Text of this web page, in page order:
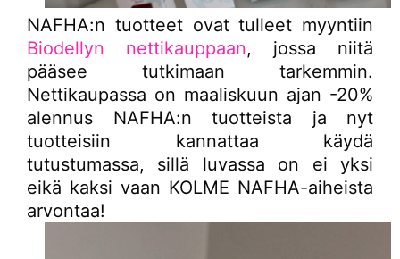
NAFHA:n tuotteet ovat tulleet myyntiin
Biodellyn nettikauppaan, jossa niitä
pääsee tutkimaan tarkemmin.
Nettikaupassa on maaliskuun ajan -20%
alennus NAFHA:n tuotteista ja nyt
tuotteisiin kannattaa käydä
tutustumassa, sillä luvassa on ei yksi
eikä kaksi vaan KOLME NAFHA-aiheista
arvontaa!